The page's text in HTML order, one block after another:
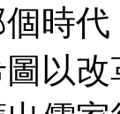
時
以